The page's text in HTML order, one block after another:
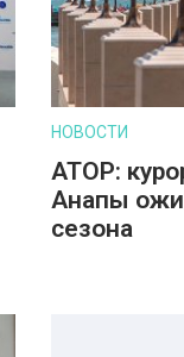
НОВОСТИ
АТОР:
Анапы
сезона